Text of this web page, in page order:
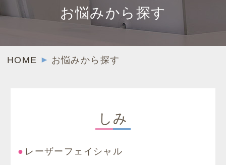
お悩みから探す
HOME お悩みから探す
しみ
レーザーフェイシャル